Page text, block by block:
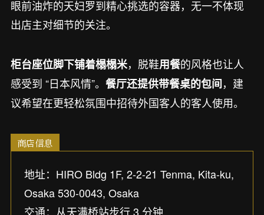
眼前油炸的天妇罗到精心挑选的容器，无一不体现
出店主对细节的关注。
柜台座位脚下铺着榻榻米，脱鞋用餐的风格也让人
感受到 “日本风情”。 餐厅还提供带餐桌的包间，建
议希望在更轻松氛围中招待外国客人的客人使用。
商店信息
地址：HIRO Bldg 1F, 2-2-21 Tenma, Kita-ku,
Osaka 530-0043, Osaka
交通：从天满桥站步行 3 分钟